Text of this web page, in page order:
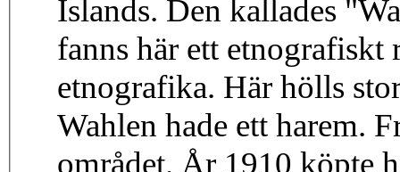
Islands. Den kallades "Wahlenburg" och enligt uppgift
fanns här ett
etnografika. Här hölls
Wahlen hade ett harem.
området. År 1910 köpte